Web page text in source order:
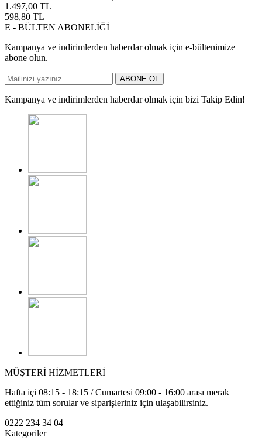
1.497,00 TL
598,80 TL
E - BÜLTEN ABONELİĞİ
Kampanya ve indirimlerden haberdar olmak için e-bültenimize
abone olun.
ABONE OL
Kampanya ve indirimlerden haberdar olmak için bizi Takip Edin!
MÜŞTERİ HİZMETLERİ
Hafta içi 08:15 - 18:15 / Cumartesi 09:00 - 16:00 arası merak
ettiğiniz tüm sorular ve siparişleriniz için ulaşabilirsiniz.
0222 234 34 04
Kategoriler